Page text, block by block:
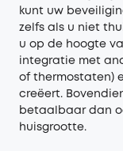
kunt uw
zelfs als u niet
u op de hoogte
integratie met
of thermostaten)
creëert.
betaalbaar dan
huisgrootte.